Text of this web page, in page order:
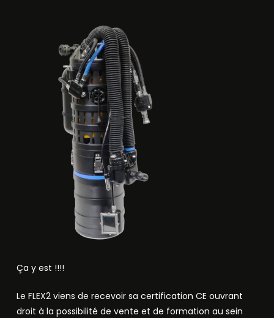
Ça y est !!!!
Le FLEX2 viens de recevoir sa certification CE ouvrant
droit à la possibilité de vente et de formation au sein